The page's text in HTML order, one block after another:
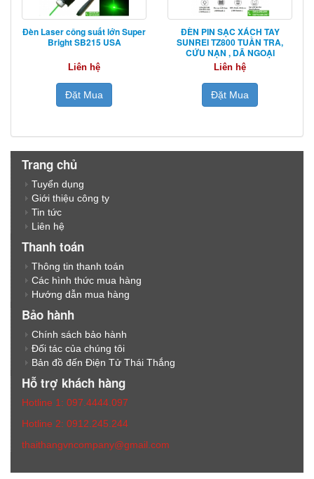
Đèn Laser công suất lớn Super
Bright SB215 USA
Liên hệ
Đặt Mua
ĐÈN PIN SẠC XÁCH TAY
SUNREI TZ800 TUẦN TRA,
CỨU NẠN , DÃ NGOẠI
Liên hệ
Đặt Mua
Trang chủ
Tuyển dụng
Giới thiệu công ty
Tin tức
Liên hệ
Thanh toán
Thông tin thanh toán
Các hình thức mua hàng
Hướng dẫn mua hàng
Bảo hành
Chính sách bảo hành
Đối tác của chúng tôi
Bản đồ đến Điện Tử Thái Thắng
Hỗ trợ khách hàng
Hotline 1: 097.4444.097
Hotline 2: 0912.245.244
thaithangvncompany@gmail.com